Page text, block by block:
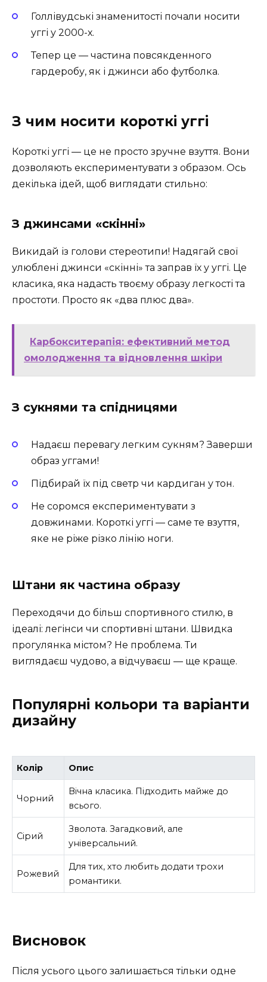
Голлівудські знаменитості почали носити
уггі у 2000-х.
Тепер це — частина повсякденного
гардеробу, як і джинси або футболка.
З чим носити короткі уггі
Короткі уггі — це не просто зручне взуття. Вони
дозволяють експериментувати з образом. Ось
декілька ідей, щоб виглядати стильно:
З джинсами «скінні»
Викидай із голови стереотипи! Надягай свої
улюблені джинси «скінні» та заправ їх у уггі. Це
класика, яка надасть твоєму образу легкості та
простоти. Просто як «два плюс два».
Карбокситерапія: ефективний метод
омолодження та відновлення шкіри
З сукнями та спідницями
Надаєш перевагу легким сукням? Заверши
образ уггами!
Підбирай їх під светр чи кардиган у тон.
Не соромся експериментувати з
довжинами. Короткі уггі — саме те взуття,
яке не ріже різко лінію ноги.
Штани як частина образу
Переходячи до більш спортивного стилю, в
ідеалі: легінси чи спортивні штани. Швидка
прогулянка містом? Не проблема. Ти
виглядаєш чудово, а відчуваєш — ще краще.
Популярні кольори та варіанти
дизайну
Колір Опис
Чорний
Вічна класика. Підходить майже до
всього.
Сірий
Зволота. Загадковий, але
універсальний.
Рожевий
Для тих, хто любить додати трохи
романтики.
Висновок
Після усього цього залишається тільки одне